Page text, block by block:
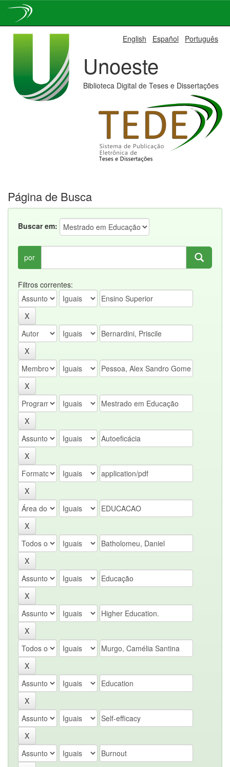
English Español Português
Unoeste
Biblioteca Digital de Teses e Dissertações
Página de Busca
Buscar em:
por
Filtros correntes: